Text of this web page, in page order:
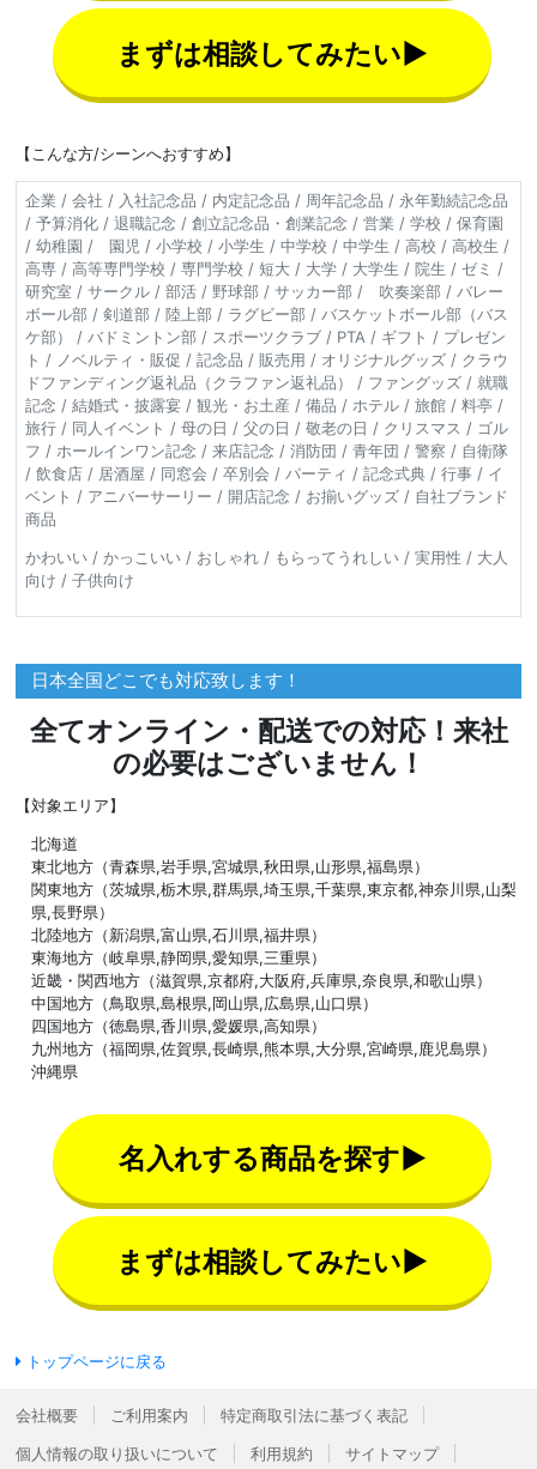
まずは相談してみたい▶
【こんな方/シーンへおすすめ】
企業 / 会社 / 入社記念品 / 内定記念品 / 周年記念品 / 永年勤続記念品
/ 予算消化 / 退職記念 / 創立記念品・創業記念 / 営業 / 学校 / 保育園
/ 幼稚園 / 園児 / 小学校 / 小学生 / 中学校 / 中学生 / 高校 / 高校生 /
高専 / 高等専門学校 / 専門学校 / 短大 / 大学 / 大学生 / 院生 / ゼミ /
研究室 / サークル / 部活 / 野球部 / サッカー部 / 吹奏楽部 / バレー
ボール部 / 剣道部 / 陸上部 / ラグビー部 / バスケットボール部（バス
ケ部） / バドミントン部 / スポーツクラブ / PTA / ギフト / プレゼン
ト / ノベルティ・販促 / 記念品 / 販売用 / オリジナルグッズ / クラウ
ドファンディング返礼品（クラファン返礼品） / ファングッズ / 就職
記念 / 結婚式・披露宴 / 観光・お土産 / 備品 / ホテル / 旅館 / 料亭 /
旅行 / 同人イベント / 母の日 / 父の日 / 敬老の日 / クリスマス / ゴル
フ / ホールインワン記念 / 来店記念 / 消防団 / 青年団 / 警察 / 自衛隊
/ 飲食店 / 居酒屋 / 同窓会 / 卒別会 / パーティ / 記念式典 / 行事 / イ
ベント / アニバーサーリー / 開店記念 / お揃いグッズ / 自社ブランド
商品
かわいい / かっこいい / おしゃれ / もらってうれしい / 実用性 / 大人
向け / 子供向け
日本全国どこでも対応致します！
全てオンライン・配送での対応！来社
の必要はございません！
【対象エリア】
北海道
東北地方（青森県,岩手県,宮城県,秋田県,山形県,福島県）
関東地方（茨城県,栃木県,群馬県,埼玉県,千葉県,東京都,神奈川県,山梨
県,長野県）
北陸地方（新潟県,富山県,石川県,福井県）
東海地方（岐阜県,静岡県,愛知県,三重県）
近畿・関西地方（滋賀県,京都府,大阪府,兵庫県,奈良県,和歌山県）
中国地方（鳥取県,島根県,岡山県,広島県,山口県）
四国地方（徳島県,香川県,愛媛県,高知県）
九州地方（福岡県,佐賀県,長崎県,熊本県,大分県,宮崎県,鹿児島県）
沖縄県
名入れする商品を探す▶
まずは相談してみたい▶
トップページに戻る
会社概要 ご利用案内
特定商取引法に基づく表記
個人情報の取り扱いについて
利用規約 サイトマップ